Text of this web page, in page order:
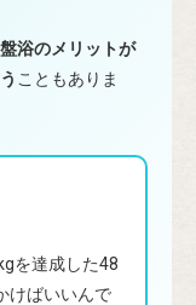
浴のメリットが
こともありま
を達成した48
けばいいんで